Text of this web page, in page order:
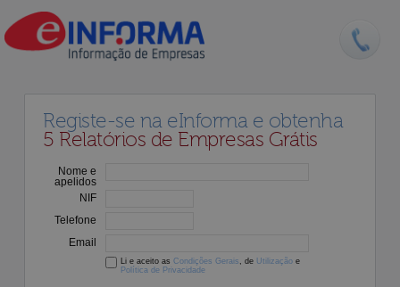
Registe-se na eInforma e obtenha
5 Relatórios de Empresas Grátis
Nome e
apelidos
NIF
Telefone
Email
Li e aceito as Condições Gerais , de Utilização e
Política de Privacidade